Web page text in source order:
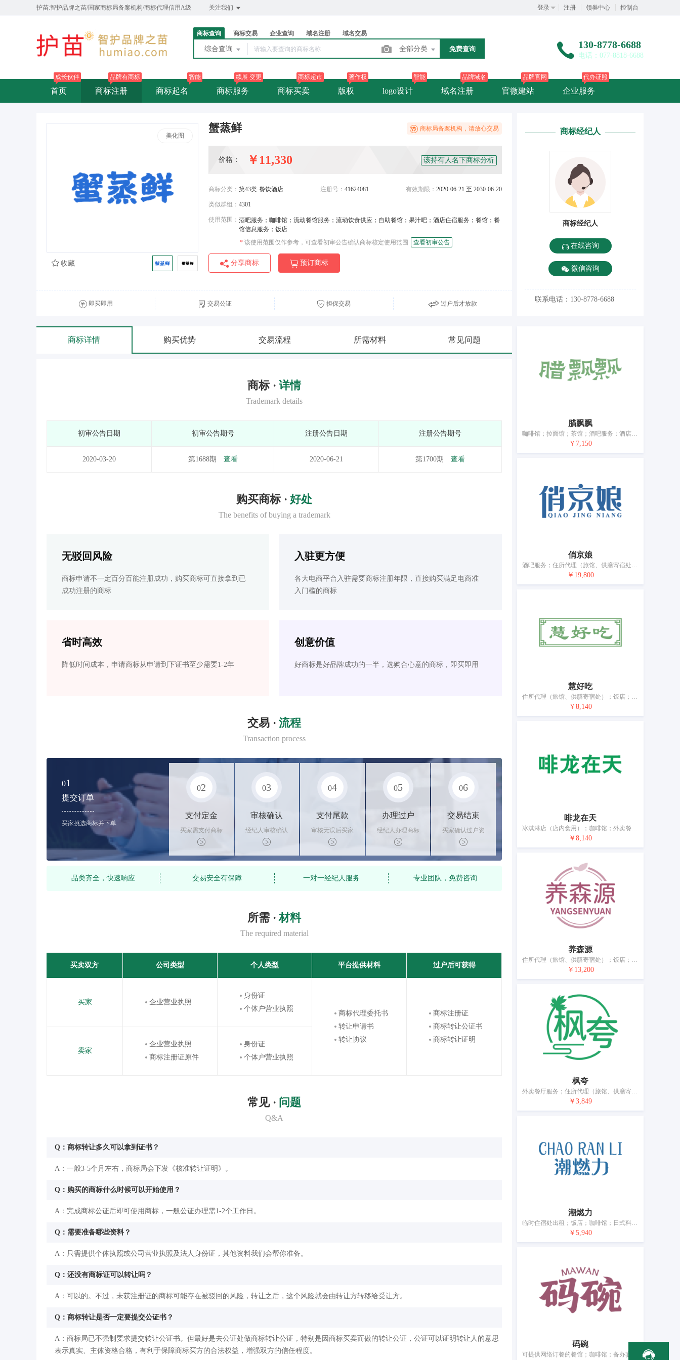
护苗:智护品牌之苗/国家商标局备案机构/商标代理信用A级 关注我们 登录 注册 领券中心 控制台
商标查询 商标交易 企业查询 域名注册 域名交易
综合查询 全部分类 免费查询 130-8778-6688
电话：077-8818-6688
首页
成长伙伴
商标注册
品牌有商标
商标起名
智能
商标服务
续展 变更
商标买卖
商标超市
版权
著作权
logo设计
智能
域名注册
品牌域名
官微建站
品牌官网
企业服务
代办证照
美化图
蟹蒸鲜 商标局备案机构，请放心交易
价格： ￥11,330 该持有人名下商标分析
商标分类： 第43类-餐饮酒店 注册号： 41624081 有效期限： 2020-06-21 至 2030-06-20
类似群组： 4301
使用范围： 酒吧服务；咖啡馆；流动餐馆服务；流动饮食供应；自助餐馆；果汁吧；酒店住宿服务；餐馆；餐
馆信息服务；饭店
* 该使用范围仅作参考，可查看初审公告确认商标核定使用范围 查看初审公告
分享商标 预订商标
收藏
即买即用 交易公证 担保交易 过户后才放款
商标详情 购买优势 交易流程 所需材料 常见问题
商标 · 详情
Trademark details
初审公告日期 初审公告期号 注册公告日期 注册公告期号
2020-03-20 第1688期 查看 2020-06-21 第1700期 查看
购买商标 · 好处
The benefits of buying a trademark
无驳回风险
商标申请不一定百分百能注册成功，购买商标可直接拿到已
成功注册的商标
入驻更方便
各大电商平台入驻需要商标注册年限，直接购买满足电商准
入门槛的商标
省时高效
降低时间成本，申请商标从申请到下证书至少需要1-2年
创意价值
好商标是好品牌成功的一半，选购合心意的商标，即买即用
交易 · 流程
Transaction process
01
提交订单
买家挑选商标并下单
02
支付定金
买家需支付商标
标价的10%的购
买订金
03
审核确认
经纪人审核确认
商标状态
04
支付尾款
审核无误后买家
支付尾款，卖家
办理相关手续
05
办理过户
经纪人办理商标
转让手续，交付
相关证书
06
交易结束
买家确认过户资
料后，平台解冻
资金支付卖家
品类齐全，快速响应 交易安全有保障 一对一经纪人服务 专业团队，免费咨询
所需 · 材料
The required material
买卖双方 公司类型 个人类型 平台提供材料 过户后可获得
买家 企业营业执照
身份证
个体户营业执照
商标代理委托书
转让申请书
转让协议
商标注册证
商标转让公证书
商标转让证明
卖家
企业营业执照
商标注册证原件
身份证
个体户营业执照
常见 · 问题
Q&A
Q：商标转让多久可以拿到证书？
A：一般3-5个月左右，商标局会下发《核准转让证明》。
Q：购买的商标什么时候可以开始使用？
A：完成商标公证后即可使用商标，一般公证办理需1-2个工作日。
Q：需要准备哪些资料？
A：只需提供个体执照或公司营业执照及法人身份证，其他资料我们会帮你准备。
Q：还没有商标证可以转让吗？
A：可以的。不过，未获注册证的商标可能存在被驳回的风险，转让之后，这个风险就会由转让方转移给受让方。
Q：商标转让是否一定要提交公证书？
A：商标局已不强制要求提交转让公证书。但最好是去公证处做商标转让公证，特别是因商标买卖而做的转让公证，公证可以证明转让人的意思
表示真实、主体资格合格，有利于保障商标买方的合法权益，增强双方的信任程度。
商标经纪人
商标经纪人
在线咨询
微信咨询
联系电话：130-8778-6688
腊飘飘
咖啡馆；拉面馆；茶馆；酒吧服务；酒店住宿服务；餐厅；提供野营场地设施；养老院；日间托儿所（看孩子）；动物寄养
￥7,150
俏京娘
酒吧服务；住所代理（旅馆、供膳寄宿处）；咖啡馆；备办宴席；饭店；茶馆；餐厅；活动房屋出租；动物寄养；餐具出租
￥19,800
慧好吃
住所代理（旅馆、供膳寄宿处）；饭店；咖啡馆；餐厅；酒吧服务；茶馆；活动房屋出租；养老院；日间托儿所（看孩子）；动物寄养
￥8,140
啡龙在天
冰淇淋店（店内食用）；咖啡馆；外卖餐馆；果汁吧；流动饮食供应；茶馆；酒吧服务；餐厅；旅游房屋出租；出租椅子、桌子、桌布和玻璃器皿
￥8,140
养森源
住所代理（旅馆、供膳寄宿处）；饭店；咖啡馆；汽车旅馆；假日野营住宿服务；茶馆；酒吧服务；餐厅；提供野营场地设施；烹饪设备出租
￥13,200
枫夸
外卖餐厅服务；住所代理（旅馆、供膳寄宿处）；茶馆；咖啡馆；餐厅；提供野营场地设施；养老院；日间托儿所（看孩子）；动物寄养；出租椅子、桌子、桌布和玻璃器皿
￥3,849
潮燃力
临时住宿处出租；饭店；咖啡馆；日式料理餐厅；酒吧服务；茶馆；活动房屋出租；养老院；日间托儿所（看孩子）；动物寄养
￥5,940
码碗